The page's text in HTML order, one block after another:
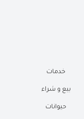
خدمات
بيع و شراء
حيوانات